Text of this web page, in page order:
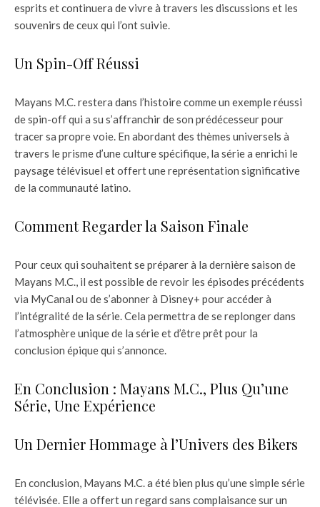
esprits et continuera de vivre à travers les discussions et les
souvenirs de ceux qui l’ont suivie.
Un Spin-Off Réussi
Mayans M.C. restera dans l’histoire comme un exemple réussi
de spin-off qui a su s’affranchir de son prédécesseur pour
tracer sa propre voie. En abordant des thèmes universels à
travers le prisme d’une culture spécifique, la série a enrichi le
paysage télévisuel et offert une représentation significative
de la communauté latino.
Comment Regarder la Saison Finale
Pour ceux qui souhaitent se préparer à la dernière saison de
Mayans M.C., il est possible de revoir les épisodes précédents
via MyCanal ou de s’abonner à Disney+ pour accéder à
l’intégralité de la série. Cela permettra de se replonger dans
l’atmosphère unique de la série et d’être prêt pour la
conclusion épique qui s’annonce.
En Conclusion : Mayans M.C., Plus Qu’une
Série, Une Expérience
Un Dernier Hommage à l’Univers des Bikers
En conclusion, Mayans M.C. a été bien plus qu’une simple série
télévisée. Elle a offert un regard sans complaisance sur un